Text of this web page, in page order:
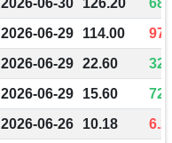
2026-06-29 114.00
2026-06-29 22.60
2026-06-29 15.60
2026-06-26 10.18